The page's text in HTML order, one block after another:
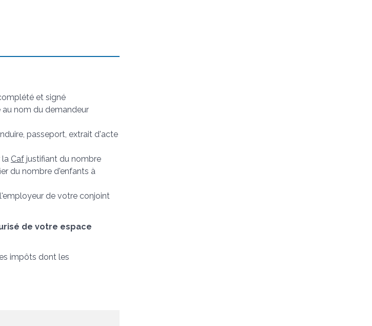
complété et signé
nom du demandeur
passeport, extrait d'acte
la Caf justifiant du nombre
du nombre d'enfants à
de votre conjoint
de votre espace
impôts dont les